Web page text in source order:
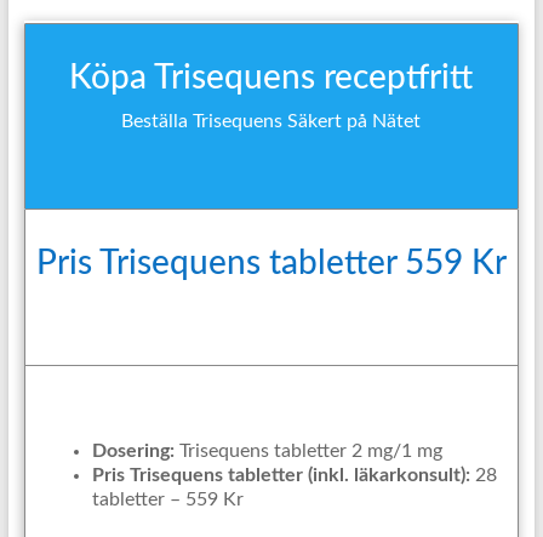
Köpa Trisequens receptfritt
Beställa Trisequens Säkert på Nätet
Pris Trisequens tabletter 559 Kr
Dosering: Trisequens tabletter 2 mg/1 mg
Pris Trisequens tabletter (inkl. läkarkonsult): 28
tabletter – 559 Kr